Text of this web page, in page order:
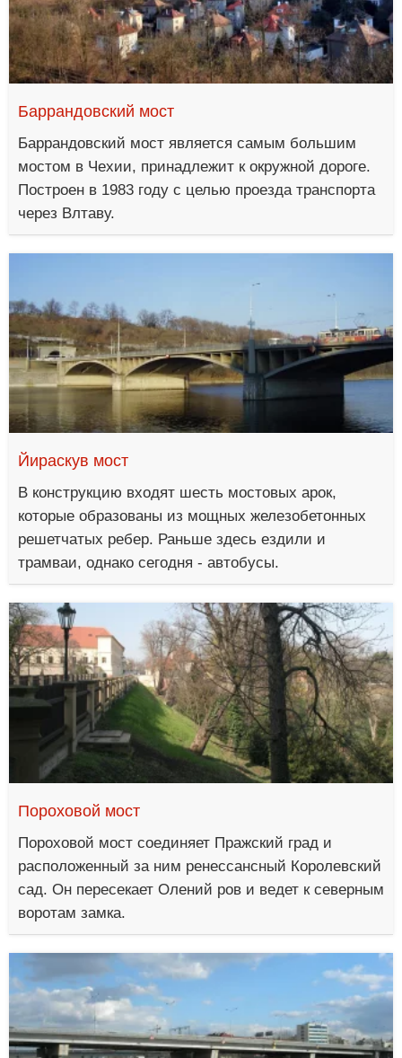
Баррандовский мост
Баррандовский мост является самым большим
мостом в Чехии, принадлежит к окружной дороге.
Построен в 1983 году с целью проезда транспорта
через Влтаву.
Йираскув мост
В конструкцию входят шесть мостовых арок,
которые образованы из мощных железобетонных
решетчатых ребер. Раньше здесь ездили и
трамваи, однако сегодня - автобусы.
Пороховой мост
Пороховой мост соединяет Пражский град и
расположенный за ним ренессансный Королевский
сад. Он пересекает Олений ров и ведет к северным
воротам замка.